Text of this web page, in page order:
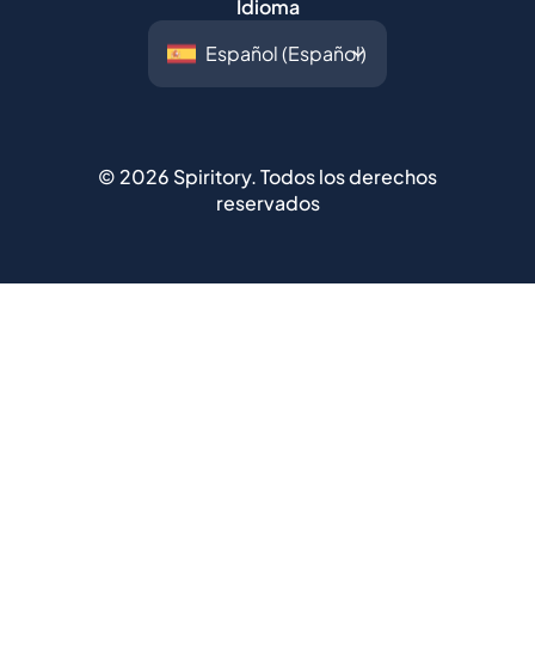
2026Spiritory. Todos los derechos
reservados